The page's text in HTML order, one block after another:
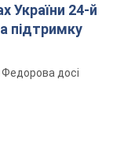
України 24-й
підтримку
досі